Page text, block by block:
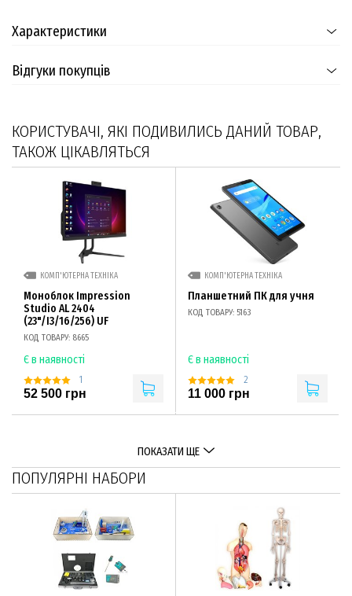
Характеристики
Відгуки покупців
КОРИСТУВАЧІ, ЯКІ ПОДИВИЛИСЬ ДАНИЙ ТОВАР,
ТАКОЖ ЦІКАВЛЯТЬСЯ
КОМП'ЮТЕРНА ТЕХНІКА
Моноблок Impression
Studio AL 2404
(23"/I3/16/256) UF
КОД ТОВАРУ: 8665
Є в наявності
1
52 500 грн
КОМП'ЮТЕРНА ТЕХНІКА
Планшетний ПК для учня
КОД ТОВАРУ: 5163
Є в наявності
2
11 000 грн
ПОКАЗАТИ ЩЕ
ПОПУЛЯРНІ НАБОРИ